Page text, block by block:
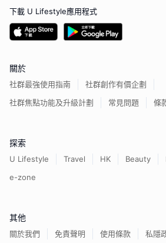
下載 U Lifestyle應用程式
關於
社群最強使用指南
社群創作有價企劃
社群焦點功能及升級計劃
常見問題 條
探索
U Lifestyle Travel HK Beauty
e-zone
其他
關於我們 免責聲明 使用條款 私隱